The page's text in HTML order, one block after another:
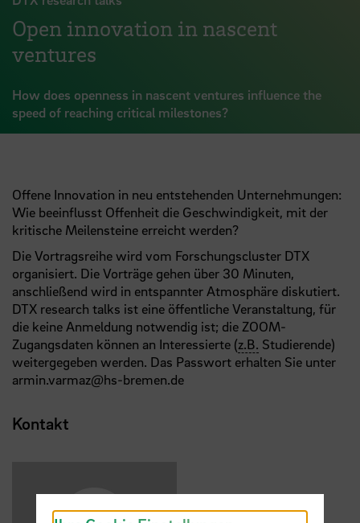
Open innovation in nascent
ventures
How does openness in nascent ventures influence the
speed of reaching critical milestones?
Offene Innovation in neu entstehenden Unternehmungen:
Wie beeinflusst Offenheit die Geschwindigkeit, mit der
kritische Meilensteine erreicht werden?
Die Vortragsreihe wird vom Forschungscluster DTX
organisiert. Die Vorträge gehen über 30 Minuten,
anschließend wird in entspannter Atmosphäre diskutiert.
DTX research talks ist eine öffentliche Veranstaltung, für
die keine Anmeldung notwendig ist; die ZOOM-
Zugangsdaten können an Interessierte (z.B. Studierende)
weitergegeben werden. Das Passwort erhalten Sie unter
armin.varmaz@hs-bremen.de
Kontakt